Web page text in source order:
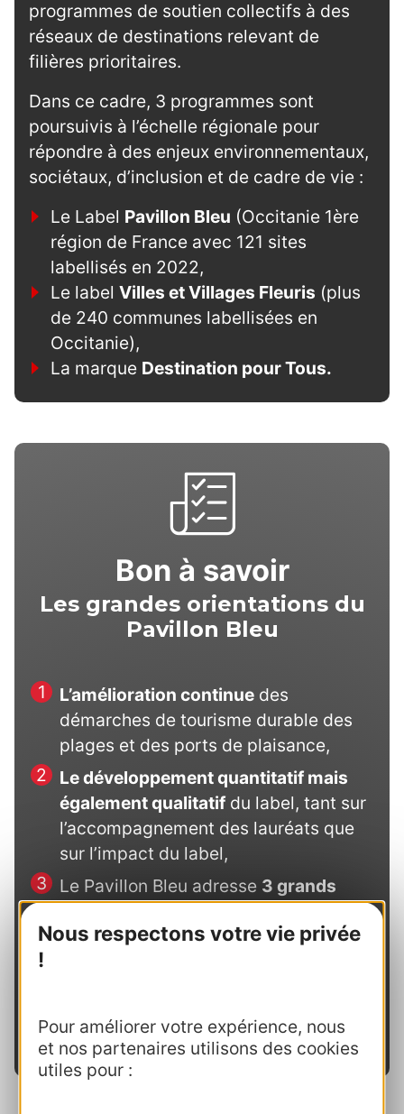
Nous respectons votre vie privée
!
Pour améliorer votre expérience, nous
et nos partenaires utilisons des cookies
utiles pour :
programmes de soutien collectifs à des
réseaux de destinations relevant de
filières prioritaires.
Dans ce cadre, 3 programmes sont
poursuivis à l’échelle régionale pour
répondre à des enjeux environnementaux,
sociétaux, d’inclusion et de cadre de vie :
Le Label Pavillon Bleu (Occitanie 1ère
région de France avec 121 sites
labellisés en 2022,
Le label Villes et Villages Fleuris (plus
de 240 communes labellisées en
Occitanie),
La marque Destination pour Tous.
Bon à savoir
Les grandes orientations du
Pavillon Bleu
L’amélioration continue des
démarches de tourisme durable des
plages et des ports de plaisance,
Le développement quantitatif mais
également qualitatif du label, tant sur
l’accompagnement des lauréats que
sur l’impact du label,
Le Pavillon Bleu adresse 3 grands
Développement Durable : la lutte
la biodiversité.